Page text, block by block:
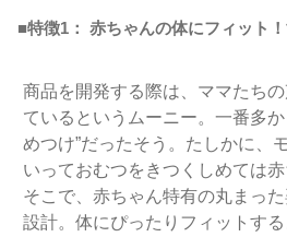
■特徴1 ： 赤ちゃんの体にフィット
商品を開発する際は、ママたち
ているというムーニー。一番多か
めつけ”だったそう。たしかに、
いっておむつをきつくしめては赤
そこで、赤ちゃん特有の丸まっ
設計。体にぴったりフィットす